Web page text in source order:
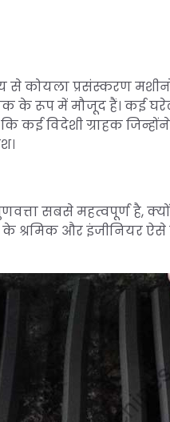
कोयला प्रसंस्करण मशीनों
के रूप में मौजूद हैं। कई
कई विदेशी ग्राहक
सबसे महत्वपूर्ण है,
श्रमिक और इंजीनियर ऐसे